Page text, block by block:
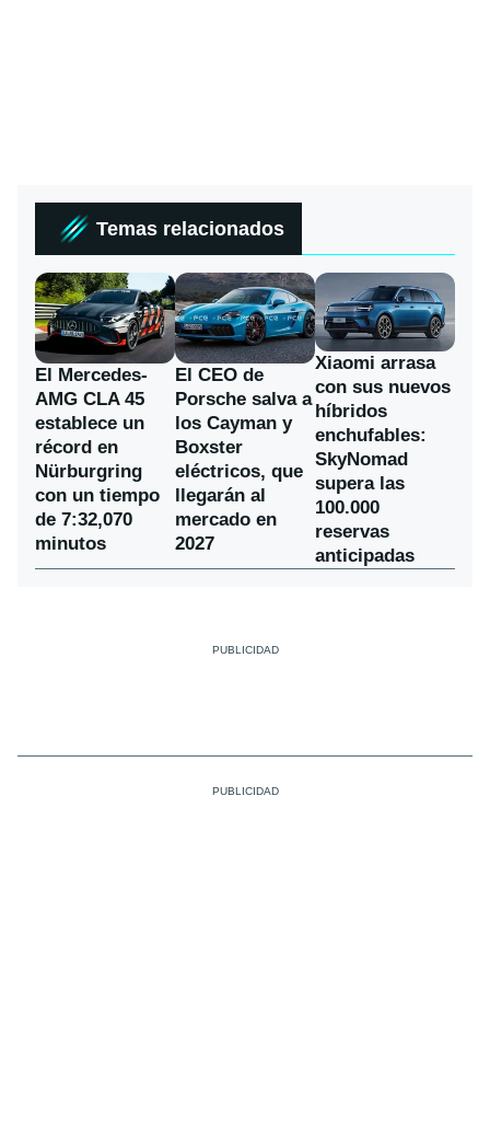
Temas relacionados
El Mercedes-
AMG CLA 45
establece un
récord en
Nürburgring
con un tiempo
de 7:32,070
minutos
El CEO de
Porsche salva a
los Cayman y
Boxster
eléctricos, que
llegarán al
mercado en
2027
Xiaomi arrasa
con sus nuevos
híbridos
enchufables:
SkyNomad
supera las
100.000
reservas
anticipadas